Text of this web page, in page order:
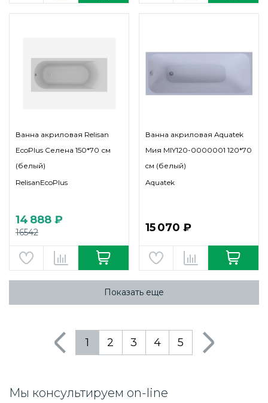
Ванна акриловая Relisan
EcoPlus Селена 150*70 см
(белый)
RelisanEcoPlus
14 888 ₽
16542
Ванна акриловая Aquatek
Мия MIY120-0000001 120*70
cм (белый)
Aquatek
15 070 ₽
Показать еще
1 2 3 4 5
Мы консультируем on-line